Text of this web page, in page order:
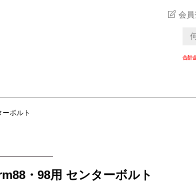
会
合計
ボルト
・98用 センターボルト